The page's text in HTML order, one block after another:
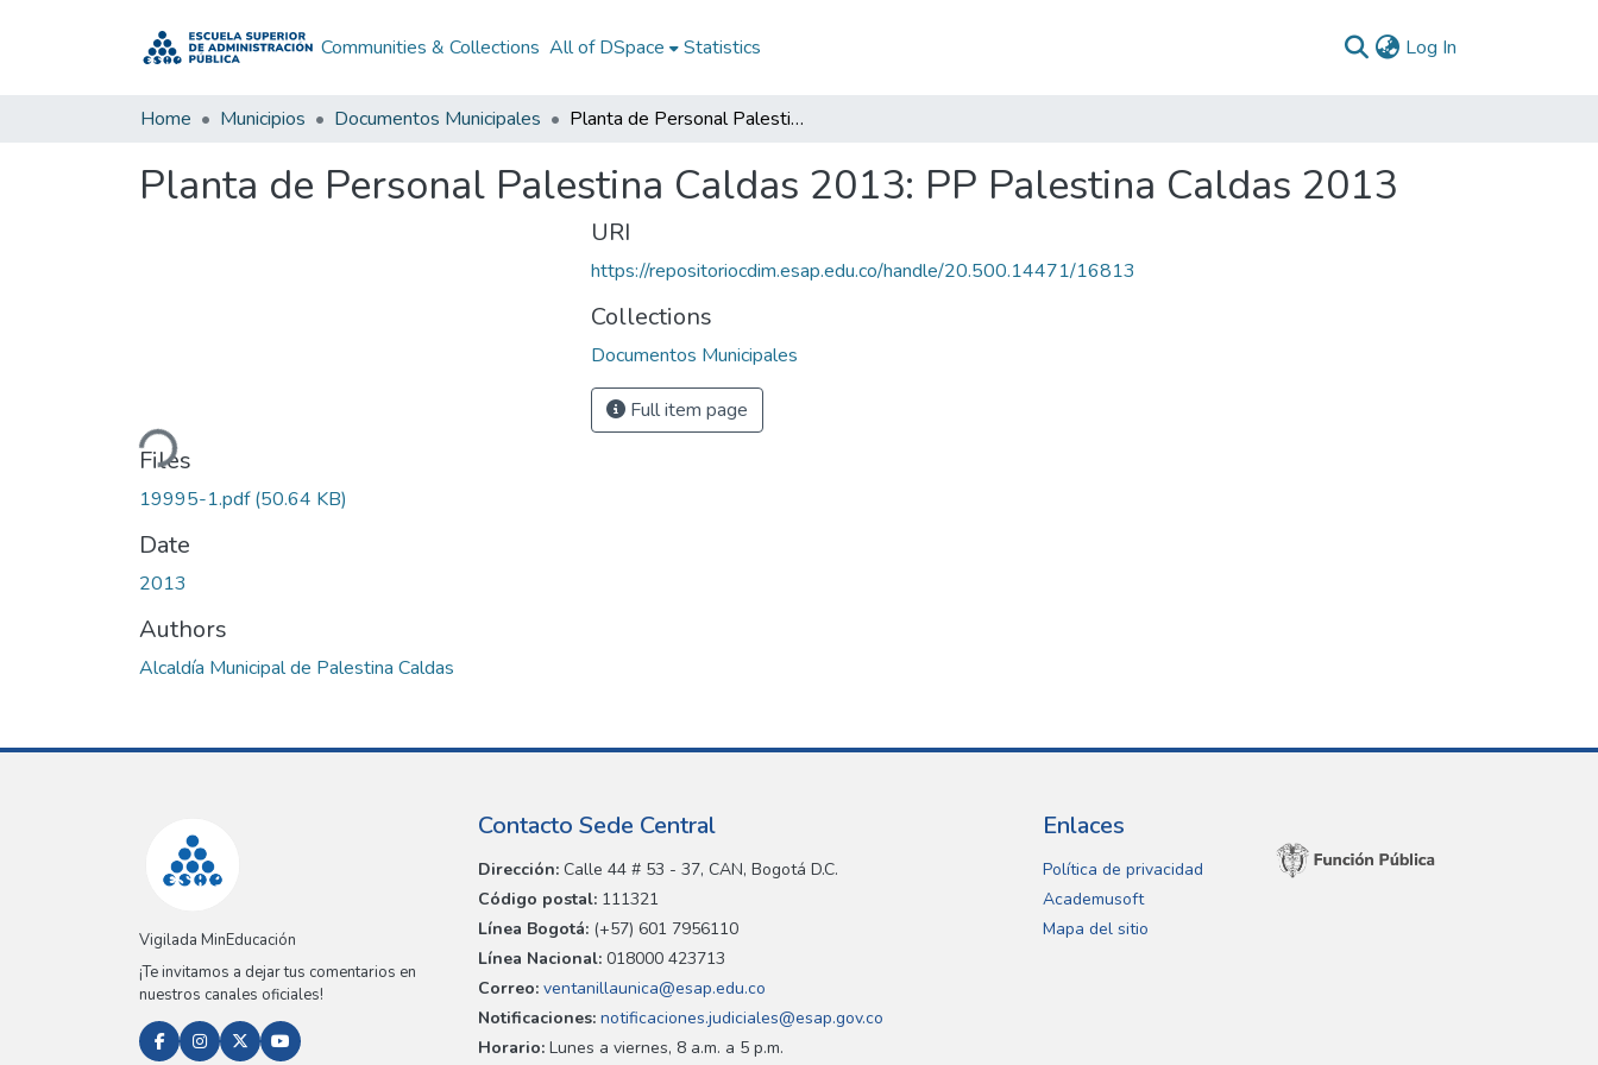
Communities & Collections All of DSpace Statistics Log In
Home Municipios Documentos Municipales Planta de Personal Palestina Caldas 2013: PP Palestina Caldas 2013
Planta de Personal Palestina Caldas 2013: PP Palestina Caldas 2013
Loading...
Files
19995-1.pdf(50.64 KB)
Date
2013
Authors
Alcaldía Municipal de Palestina Caldas
URI
https://repositoriocdim.esap.edu.co/handle/20.500.14471/16813
Collections
Documentos Municipales
Full item page
Vigilada MinEducación
¡Te invitamos a dejar tus comentarios en
nuestros canales oficiales!
Contacto Sede Central
Dirección: Calle 44 # 53 - 37, CAN, Bogotá D.C.
Código postal: 111321
Línea Bogotá: (+57) 601 7956110
Línea Nacional: 018000 423713
Correo: ventanillaunica@esap.edu.co
Notificaciones: notificaciones.judiciales@esap.gov.co
Horario: Lunes a viernes, 8 a.m. a 5 p.m.
Enlaces
Política de privacidad
Academusoft
Mapa del sitio